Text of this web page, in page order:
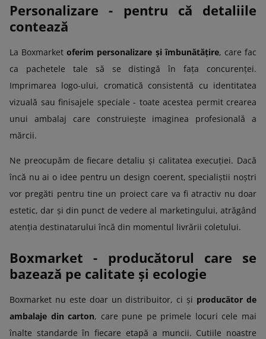
Personalizare - pentru că detaliile
contează
La Boxmarketoferim personalizare și îmbunătățire, care fac
ca pachetele tale să se distingă în fața concurenței.
Imprimarea logo-ului, cromatică consistentă cu identitatea
vizuală sau finisajele speciale - toate acestea permit crearea
unui ambalaj care construiește imaginea profesională a
mărcii.
Ne preocupăm de fiecare detaliu și calitatea execuției. Dacă
încă nu ai o idee pentru un design coerent, specialiștii noștri
vor pregăti pentru tine un proiect care va fi atractiv nu doar
estetic, dar și din punct de vedere al marketingului, atrăgând
atenția destinatarului încă din momentul livrării coletului.
Boxmarket - producătorul care se
bazează pe calitate și ecologie
Boxmarket nu este doar un distribuitor, ci și producător de
ambalaje din carton, care pune pe primele locuri cele mai
înalte standarde în fiecare etapă a muncii. Cutiile noastre